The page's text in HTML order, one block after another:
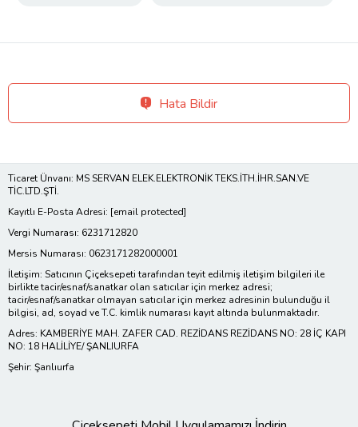
Hata Bildir
Ticaret Ünvanı: MS SERVAN ELEK.ELEKTRONİK TEKS.İTH.İHR.SAN.VE
TİC.LTD.ŞTİ.
Kayıtlı E-Posta Adresi: [email protected]
Vergi Numarası: 6231712820
Mersis Numarası: 0623171282000001
İletişim: Satıcının Çiçeksepeti tarafından teyit edilmiş iletişim bilgileri ile
birlikte tacir/esnaf/sanatkar olan satıcılar için merkez adresi;
tacir/esnaf/sanatkar olmayan satıcılar için merkez adresinin bulunduğu il
bilgisi, ad, soyad ve T.C. kimlik numarası kayıt altında bulunmaktadır.
Adres: KAMBERİYE MAH. ZAFER CAD. REZİDANS REZİDANS NO: 28 İÇ KAPI
NO: 18 HALİLİYE/ ŞANLIURFA
Şehir: Şanlıurfa